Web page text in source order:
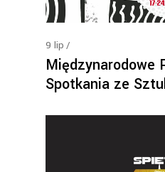
9 lip
Międzynarodowe
Spotkania ze